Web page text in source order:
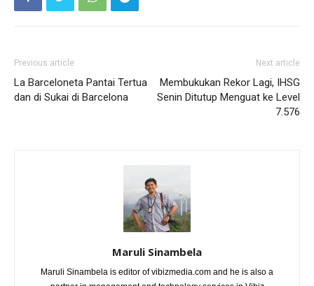
Previous article
La Barceloneta Pantai Tertua
dan di Sukai di Barcelona
Next article
Membukukan Rekor Lagi, IHSG
Senin Ditutup Menguat ke Level
7.576
Maruli Sinambela
Maruli Sinambela is editor of vibizmedia.com and he is also a